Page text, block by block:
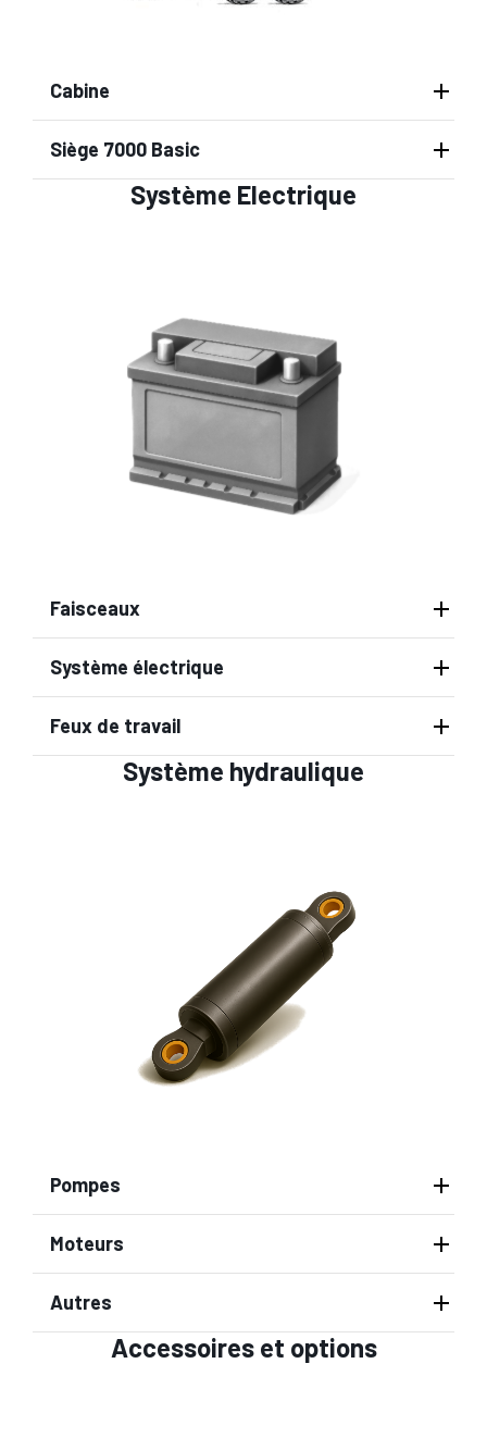
Cabine
Siège 7000 Basic
Système Electrique
Faisceaux
Système électrique
Feux de travail
Système hydraulique
Pompes
Moteurs
Autres
Accessoires et options